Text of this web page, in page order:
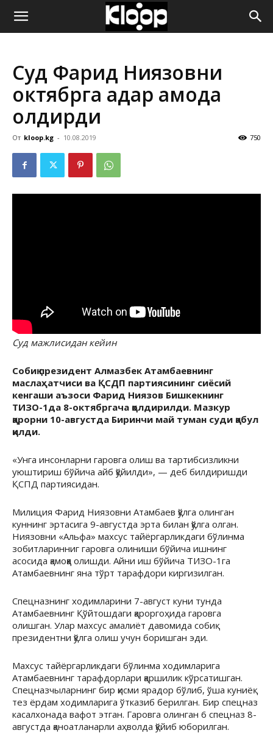
ҚИРҒИЗИСТОН
ЯНГИЛИКЛАРИ
Cуд Фарид Ниязовни
октябрга қадар қамоқда
қолдирди
От kloop.kg - 10.08.2019 750
Суд мажлисидан кейин
Собиқ президент Алмазбек Атамбаевнинг
маслаҳатчиси ва ҚСДП партиясининг сиёсий
кенгаши аъзоси Фарид Ниязов Бишкекнинг
ТИЗО-1да 8-октябргача қолдирилди. Мазкур
қарорни 10-августда Биринчи май туман суди қабул
қилди.
«Унга инсонларни гаровга олиш ва тартибсизликни
уюштириш бўйича айб қўйилди», — деб билдиришди
ҚСПД партиясидан.
Милиция Фарид Ниязовни Атамбаев қўлга олинган
куннинг эртасига 9-августда эрта билан қўлга олган.
Ниязовни «Альфа» махсус тайёргарликдаги бўлинма
зобитларинниг гаровга олиниши бўйича ишнинг
асосида қамоққа олишди. Айни иш бўйича ТИЗО-1га
Атамбаевнинг яна тўрт тарафдори киргизилган.
Спецназнинг ходимларини 7-август куни тунда
Атамбаевнинг Қўйтошдаги қароргоҳида гаровга
олишган. Улар махсус амалиёт давомида собиқ
президентни қўлга олиш учун боришган эди.
Махсус тайёргарликдаги бўлинма ходимларига
Атамбаевнинг тарафдорлари қаршилик кўрсатишган.
Спецназчыларнинг бир қисми ярадор бўлиб, ўша куниёқ
тез ёрдам ходимларига ўтказиб берилган. Бир спецназ
касалхонада вафот этган. Гаровга олинган 6 спецназ 8-
августда қаноатланарли аҳволда қўйиб юборилган.